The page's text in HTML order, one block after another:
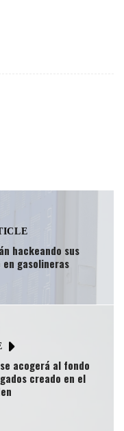
hackeando sus
gasolineras
acogerá al fondo
creado en el